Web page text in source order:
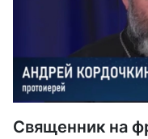
Священник на